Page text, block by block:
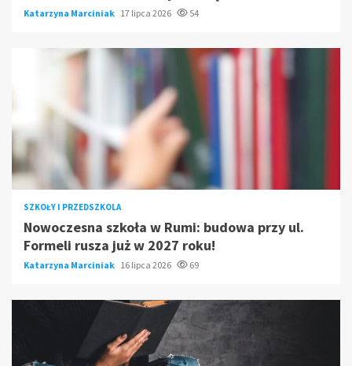
Katarzyna Marciniak 17 lipca 2026 54
SZKOŁY I PRZEDSZKOLA
Nowoczesna szkoła w Rumi: budowa przy ul.
Formeli rusza już w 2027 roku!
Katarzyna Marciniak 16 lipca 2026 69